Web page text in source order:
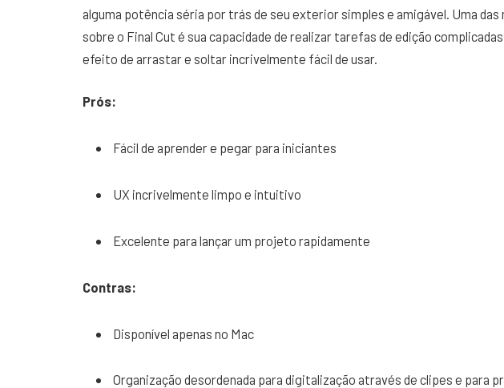
alguma potência séria por trás de seu exterior simples e amigável. Uma
sobre o Final Cut é sua capacidade de realizar tarefas de edição
efeito de arrastar e soltar incrivelmente fácil de usar.
Prós:
Fácil de aprender e pegar para iniciantes
UX incrivelmente limpo e intuitivo
Excelente para lançar um projeto rapidamente
Contras:
Disponível apenas no Mac
Organização desordenada para digitalização através de clipes e para